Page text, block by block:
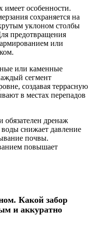
особенности.
сохраняется на
уклоном столбы
предотвращения
или
или каменные
сегмент
создавая террасную
в местах перепадов
дренаж
снижает давление
почвы.
повышает
Какой забор
и аккуратно